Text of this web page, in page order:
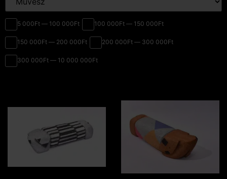
5 000Ft — 100 000Ft 100 000Ft — 150 000Ft
150 000Ft — 200 000Ft 200 000Ft — 300 000Ft
300 000Ft — 10 000 000Ft